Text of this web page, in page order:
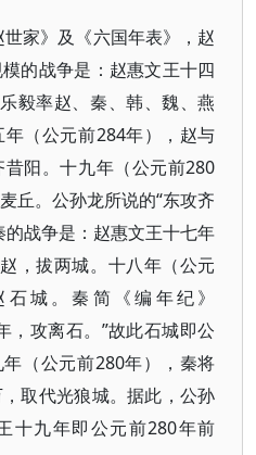
世家》及《六国年表》，赵
的战争是：赵惠文王十四
毅率赵、秦、韩、魏、燕
（公元前284年），赵与
阳。十九年（公元前280
丘。公孙龙所说的“东攻齐
战争是：赵惠文王十七年
，拔两城。十八年（公元
城。秦简《编年纪》
，攻离石。”故此石城即公
（公元前280年），秦将
取代光狼城。据此，公孙
十九年即公元前280年前